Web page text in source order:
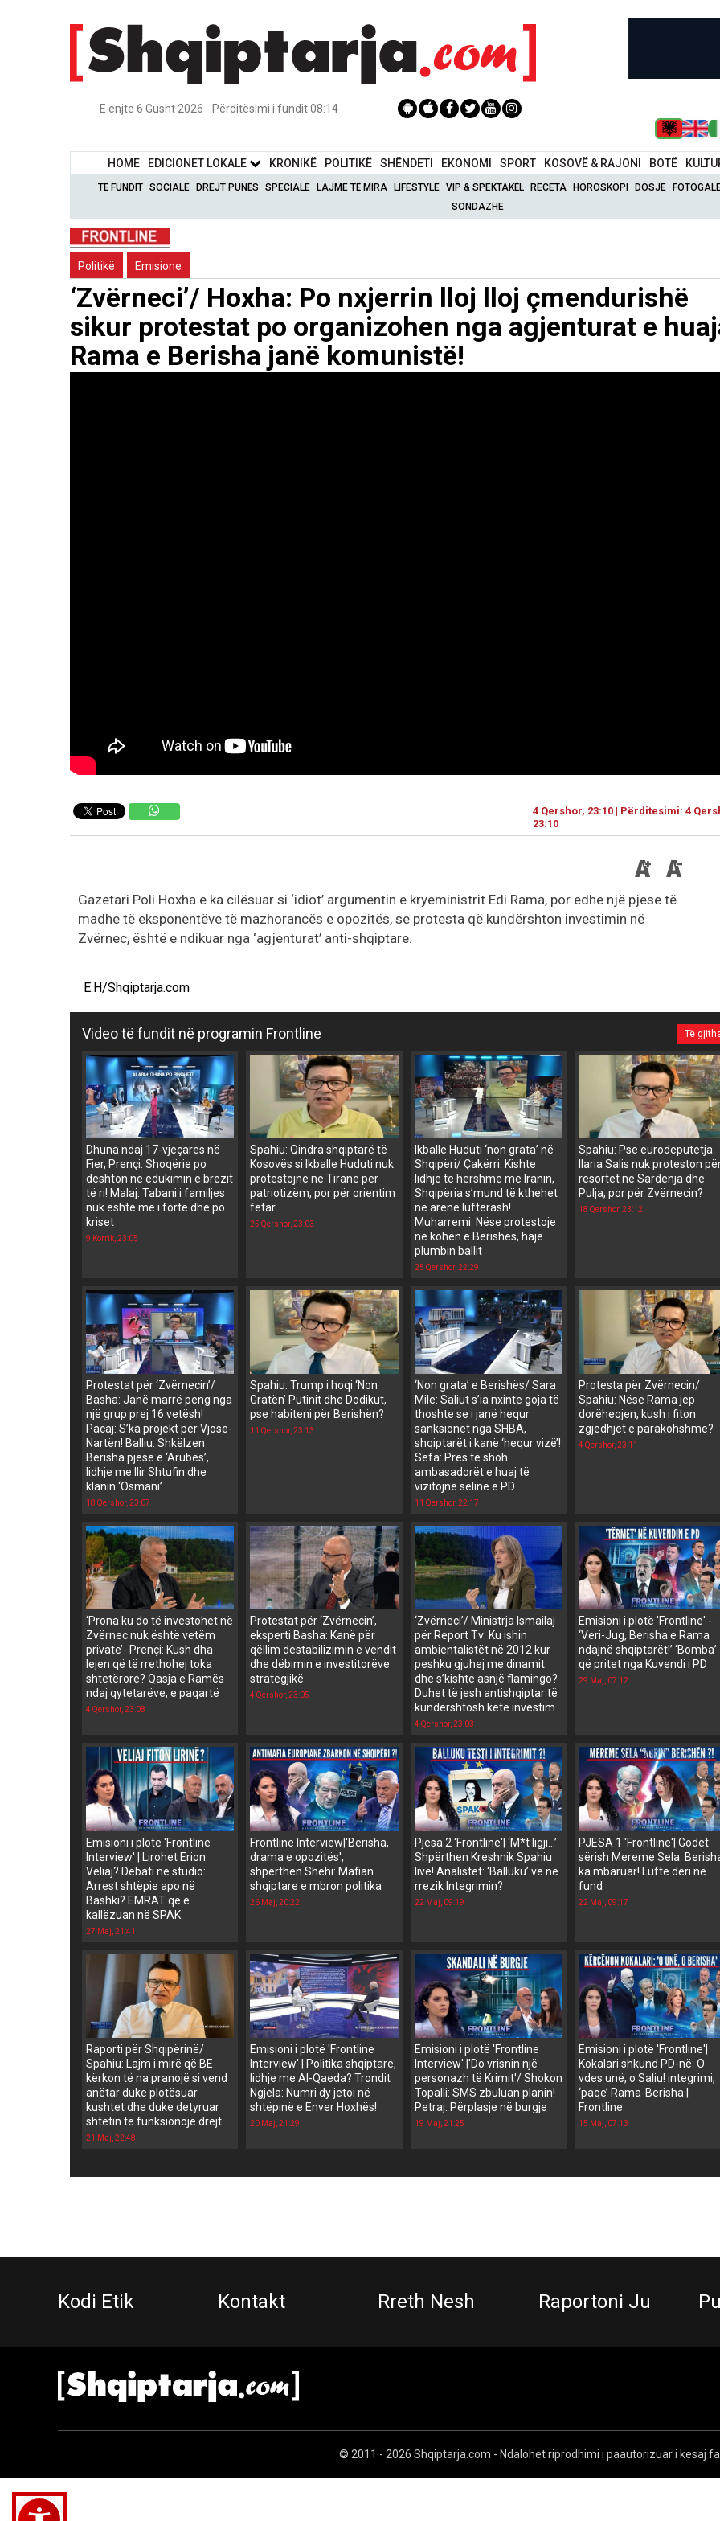
E enjte 6 Gusht 2026 - Përditësimi i fundit 08:14
HOME EDICIONET LOKALE KRONIKË POLITIKË SHËNDETI EKONOMI SPORT KOSOVË & RAJONI BOTË
TË FUNDIT SOCIALE DREJT PUNËS SPECIALE LAJME TË MIRA LIFESTYLE VIP & SPEKTAKËL RECETA HOROSKOPI DOSJE
SONDAZHE
Politikë Emisione
‘Zvërneci’/ Hoxha: Po nxjerrin lloj lloj çmendurishë
sikur protestat po organizohen nga agjenturat e
Rama e Berisha janë komunistë!
4 Qershor, 23:10 | Përditesimi: 4
23:10
Gazetari Poli Hoxha e ka cilësuar si ‘idiot’ argumentin e kryeministrit Edi Rama, por edhe një pjese të
madhe të eksponentëve të mazhorancës e opozitës, se protesta që kundërshton investimin në
Zvërnec, është e ndikuar nga ‘agjenturat’ anti-shqiptare.
E.H/Shqiptarja.com
Video të fundit në programin Frontline Të
Dhuna ndaj 17-vjeçares në
Fier, Prençi: Shoqërie po
dështon në edukimin e brezit
të ri! Malaj: Tabani i familjes
nuk është më i fortë dhe po
kriset
9 Korrik, 23:05
Spahiu: Qindra shqiptarë të
Kosovës si Ikballe Huduti nuk
protestojnë në Tiranë për
patriotizëm, por për orientim
fetar
25 Qershor, 23:03
Ikballe Huduti ‘non grata’ në
Shqipëri/ Çakërri: Kishte
lidhje të hershme me Iranin,
Shqipëria s’mund të kthehet
në arenë luftërash!
Muharremi: Nëse protestoje
në kohën e Berishës, haje
plumbin ballit
25 Qershor, 22:29
Spahiu: Pse eurodeputetja
Ilaria Salis nuk proteston
resortet në Sardenja dhe
Pulja, por për Zvërnecin?
18 Qershor, 23:12
Protestat për ‘Zvërnecin’/
Basha: Janë marrë peng nga
një grup prej 16 vetësh!
Pacaj: S’ka projekt për Vjosë-
Nartën! Balliu: Shkëlzen
Berisha pjesë e ‘Arubës’,
lidhje me Ilir Shtufin dhe
klanin ‘Osmani’
18 Qershor, 23:07
Spahiu: Trump i hoqi ‘Non
Gratën’ Putinit dhe Dodikut,
pse habiteni për Berishën?
11 Qershor, 23:13
‘Non grata’ e Berishës/ Sara
Mile: Saliut s’ia nxinte goja të
thoshte se i janë hequr
sanksionet nga SHBA,
shqiptarët i kanë ‘hequr vizë’!
Sefa: Pres të shoh
ambasadorët e huaj të
vizitojnë selinë e PD
11 Qershor, 22:17
Protesta për Zvërnecin/
Spahiu: Nëse Rama jep
dorëheqjen, kush i fiton
zgjedhjet e parakohshme?
4 Qershor, 23:11
‘Prona ku do të investohet në
Zvërnec nuk është vetëm
private’- Prençi: Kush dha
lejen që të rrethohej toka
shtetërore? Qasja e Ramës
ndaj qytetarëve, e paqartë
4 Qershor, 23:08
Protestat për ‘Zvërnecin’,
eksperti Basha: Kanë për
qëllim destabilizimin e vendit
dhe dëbimin e investitorëve
strategjikë
4 Qershor, 23:05
‘Zvërneci’/ Ministrja Ismailaj
për Report Tv: Ku ishin
ambientalistët në 2012 kur
peshku gjuhej me dinamit
dhe s’kishte asnjë flamingo?
Duhet të jesh antishqiptar të
kundërshtosh këtë investim
4 Qershor, 23:03
Emisioni i plotë 'Frontline' -
‘Veri-Jug, Berisha e Rama
ndajnë shqiptarët!’ ‘Bomba’
që pritet nga Kuvendi i PD
29 Maj, 07:12
Emisioni i plotë 'Frontline
Interview' | Lirohet Erion
Veliaj? Debati në studio:
Arrest shtëpie apo në
Bashki? EMRAT që e
kallëzuan në SPAK
27 Maj, 21:41
Frontline Interview|'Berisha,
drama e opozitës',
shpërthen Shehi: Mafian
shqiptare e mbron politika
26 Maj, 20:22
Pjesa 2 'Frontline'| ‘M*t ligji…’
Shpërthen Kreshnik Spahiu
live! Analistët: ‘Balluku’ vë në
rrezik Integrimin?
22 Maj, 09:19
PJESA 1 'Frontline'| Godet
sërish Mereme Sela:
ka mbaruar! Luftë deri në
fund
22 Maj, 09:17
Raporti për Shqipërinë/
Spahiu: Lajm i mirë që BE
kërkon të na pranojë si vend
anëtar duke plotësuar
kushtet dhe duke detyruar
shtetin të funksionojë drejt
21 Maj, 22:48
Emisioni i plotë 'Frontline
Interview' | Politika shqiptare,
lidhje me Al-Qaeda? Trondit
Ngjela: Numri dy jetoi në
shtëpinë e Enver Hoxhës!
20 Maj, 21:29
Emisioni i plotë 'Frontline
Interview' |'Do vrisnin një
personazh të Krimit'/ Shokon
Topalli: SMS zbuluan planin!
Petraj: Përplasje në burgje
19 Maj, 21:25
Emisioni i plotë 'Frontline'|
Kokalari shkund PD-në: O
vdes unë, o Saliu! integrimi,
‘paqe’ Rama-Berisha |
Frontline
15 Maj, 07:13
Kodi Etik Kontakt Rreth Nesh Raportoni Ju
© 2011 - 2026 Shqiptarja.com - Ndalohet riprodhimi i paautorizuar i kesaj